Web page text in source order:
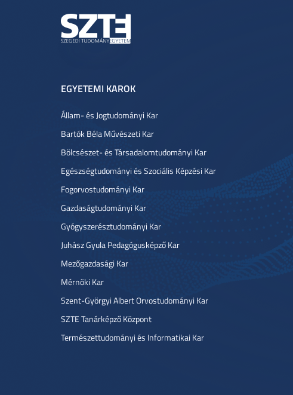
EGYETEMI KAROK
Állam- és Jogtudományi Kar
Bartók Béla Művészeti Kar
Bölcsészet- és Társadalomtudományi Kar
Egészségtudományi és Szociális Képzési Kar
Fogorvostudományi Kar
Gazdaságtudományi Kar
Gyógyszerésztudományi Kar
Juhász Gyula Pedagógusképző Kar
Mezőgazdasági Kar
Mérnöki Kar
Szent-Györgyi Albert Orvostudományi Kar
SZTE Tanárképző Központ
Természettudományi és Informatikai Kar